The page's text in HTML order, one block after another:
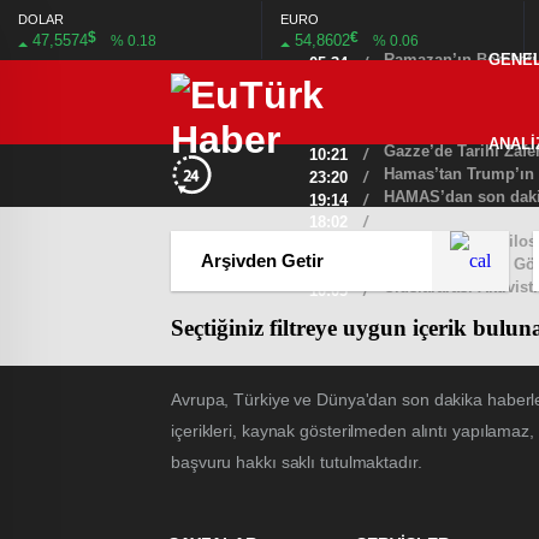
DOLAR
47,5574$ % 0.18
EURO
54,8602€ % 0.06
05:34 /
Ramazan’ın
08:36
23:44
10:21
/
Gazze’de Tarihi
23:20
/
Hamas’tan
19:14
/
HAMAS’dan son
18:02
/
21:35
Gazze’ye Yardım
10:05
/ Uluslararası
Seçtiğiniz filtreye uygun içerik
Avrupa, Türkiye ve Dünya'dan son dakika
içerikleri, kaynak gösterilmeden alıntı
başvuru hakkı saklı tutulmaktadır.